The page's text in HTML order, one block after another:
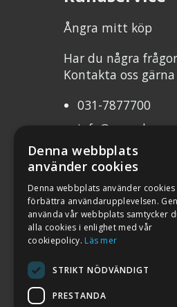
Ångra mitt köp
Har du några
Kontakta oss
031-7877700
info@mcweb.se
Mån-Tor 10.00-
Fre 10.00-17.00
Org.nr 556232-8483
Denna webbplats
använder cookies
Denna webbplats använder
förbättra användarupplevelsen.
använda vår webbplats samtycker
alla cookies i enlighet med vår
cookiepolicy. Läs mer
STRIKT NÖDVÄNDIGT
PRESTANDA